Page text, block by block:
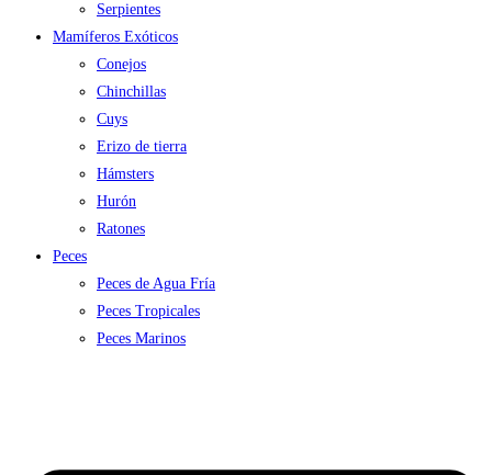
Serpientes
Mamíferos Exóticos
Conejos
Chinchillas
Cuys
Erizo de tierra
Hámsters
Hurón
Ratones
Peces
Peces de Agua Fría
Peces Tropicales
Peces Marinos